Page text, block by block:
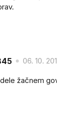
06. 10.
žačnem